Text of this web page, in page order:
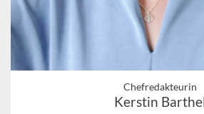
Chefredakteurin
Kerstin